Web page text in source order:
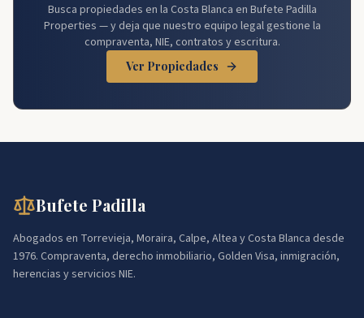
Busca propiedades en la Costa Blanca en Bufete Padilla
Properties — y deja que nuestro equipo legal gestione la
compraventa, NIE, contratos y escritura.
Ver Propiedades
Bufete Padilla
Abogados en Torrevieja, Moraira, Calpe, Altea y Costa Blanca desde
1976. Compraventa, derecho inmobiliario, Golden Visa, inmigración,
herencias y servicios NIE.